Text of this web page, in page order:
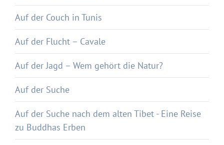
Auf der Couch in Tunis
Auf der Flucht – Cavale
Auf der Jagd – Wem gehört die Natur?
Auf der Suche
Auf der Suche nach dem alten Tibet - Eine Reise
zu Buddhas Erben